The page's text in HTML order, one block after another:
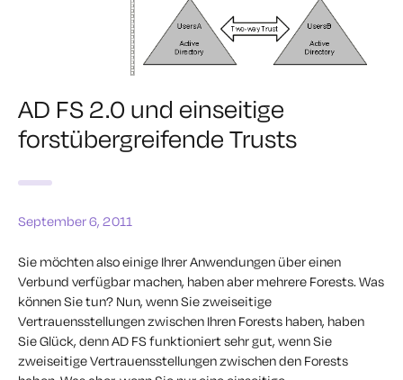
AD FS 2.0 und einseitige
forstübergreifende Trusts
September 6, 2011
Sie möchten also einige Ihrer Anwendungen über einen
Verbund verfügbar machen, haben aber mehrere Forests. Was
können Sie tun? Nun, wenn Sie zweiseitige
Vertrauensstellungen zwischen Ihren Forests haben, haben
Sie Glück, denn AD FS funktioniert sehr gut, wenn Sie
zweiseitige Vertrauensstellungen zwischen den Forests